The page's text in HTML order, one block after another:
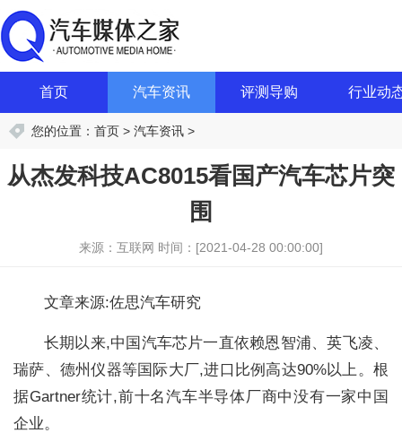
首页 汽车资讯 评测导购 行业动
您的位置： 首页 > 汽车资讯 >
从杰发科技AC8015看国产汽车芯片突
围
来源：互联网 时间：[2021-04-28 00:00:00]
文章来源:佐思汽车研究
长期以来,中国汽车芯片一直依赖恩智浦、英飞凌、
瑞萨、德州仪器等国际大厂,进口比例高达90%以上。根
据Gartner统计,前十名汽车半导体厂商中没有一家中国
企业。